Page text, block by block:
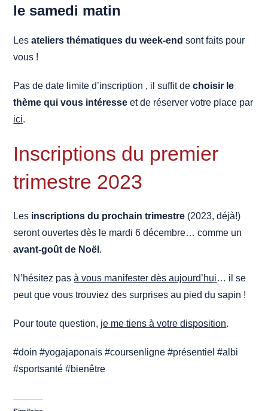
le samedi matin
Lesateliers thématiques du week-end sont faits pour
vous !
Pas de date limite d’inscription , il suffit dechoisir le
thème qui vous intéresse et de réserver votre place par
ici.
Inscriptions du premier
trimestre 2023
Les inscriptions du prochain trimestre (2023, déjà!)
seront ouvertes dès le mardi 6 décembre… comme un
avant-goût de Noël .
N’hésitez pasà vous manifester dès aujourd’hui… il se
peut que vous trouviez des surprises au pied du sapin !
Pour toute question, je me tiens à votre disposition.
#doin #yogajaponais #coursenligne #présentiel #albi
#sportsanté #bienêtre